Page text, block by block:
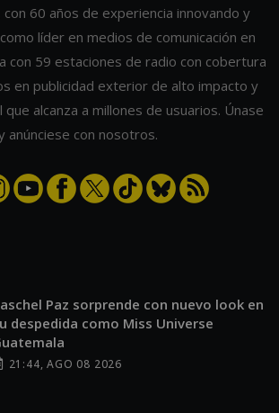
60 años de experiencia innovando y
líder en medios de comunicación en
con 59 estaciones de radio con cobertura
en publicidad exterior de alto impacto y
que alcanza a millones de usuarios. Únase
anúnciese con nosotros.
Paz sorprende con nuevo look en
despedida como Miss Universe
21:44, AGO 08 2026